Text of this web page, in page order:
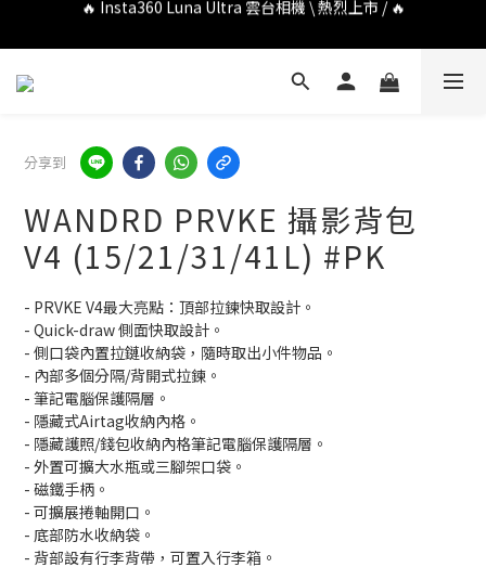
🔥 DJI OSMO POCKET 4P 口袋相機 \ 熱烈上市 / 🔥
🔥 DJI OSMO POCKET 4P 口袋相機 \ 熱烈上市 / 🔥
分享到
WANDRD PRVKE 攝影背包
V4 (15/21/31/41L) #PK
- PRVKE V4最大亮點：頂部拉鍊快取設計。
- Quick-draw 側面快取設計。
- 側口袋內置拉鏈收納袋，隨時取出小件物品。
- 內部多個分隔/背開式拉鍊。
- 筆記電腦保護隔層。
- 隱藏式Airtag收納內格。
- 隱藏護照/錢包收納內格筆記電腦保護隔層。
- 外置可擴大水瓶或三腳架口袋。
- 磁鐵手柄。
- 可擴展捲軸開口。
- 底部防水收納袋。
- 背部設有行李背帶，可置入行李箱。